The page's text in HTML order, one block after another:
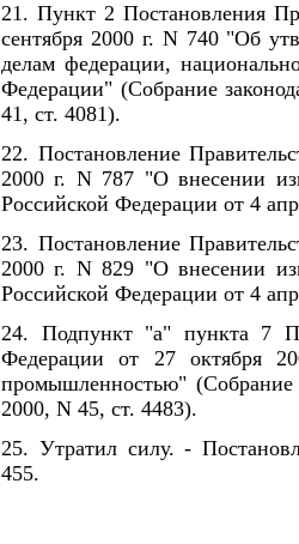
21. Пункт 2 Постановления
сентября 2000 г. N 740 "Об
делам федерации,
Федерации" (Собрание
41, ст. 4081).
22. Постановление
2000 г. N 787 "О внесении
Российской Федерации от 4
23. Постановление
2000 г. N 829 "О внесении
Российской Федерации от 4
24. Подпункт "а" пункта 7
Федерации от 27 октября
промышленностью" (Собрание
2000, N 45, ст. 4483).
25. Утратил силу. -
455.